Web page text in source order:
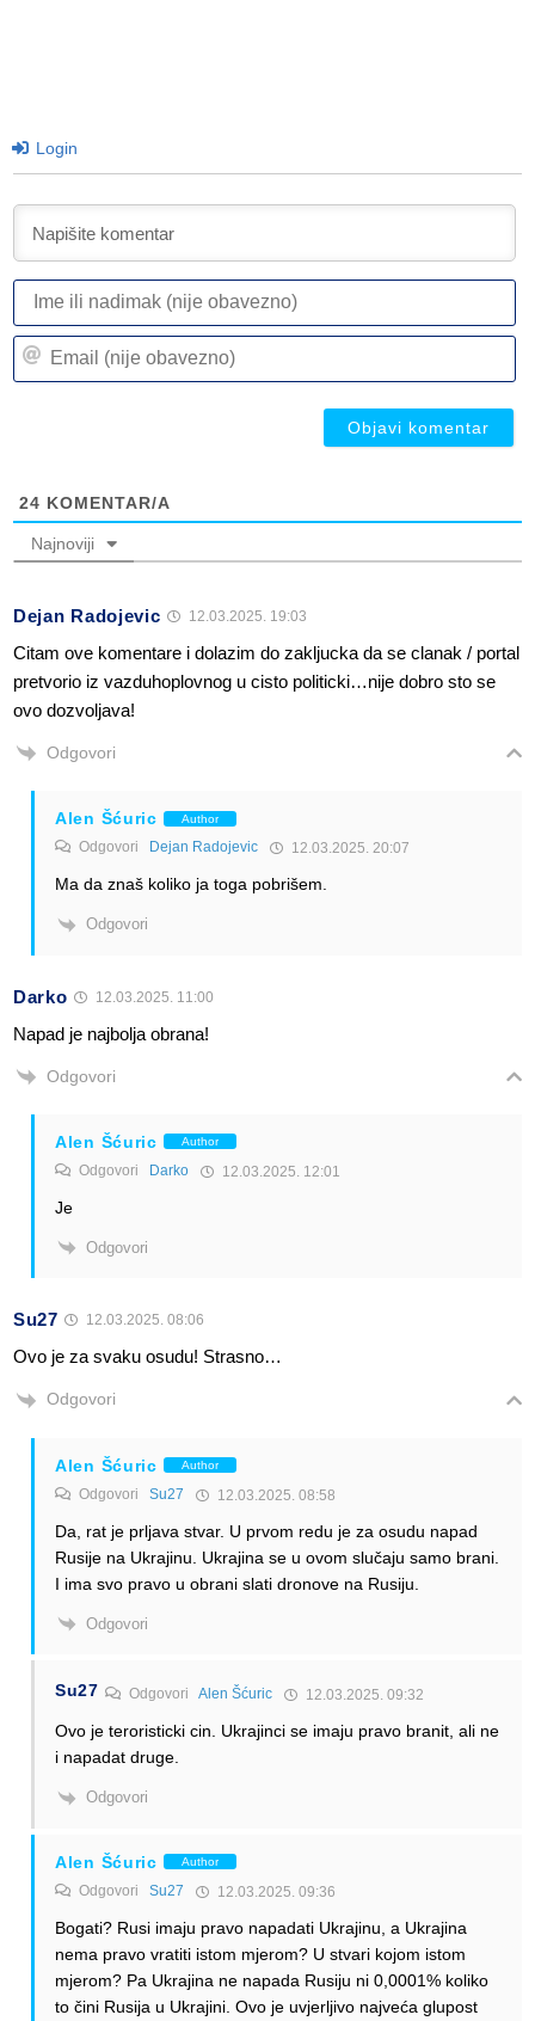
Login
24 KOMENTAR/A
Najnoviji
Dejan Radojevic 12.03.2025. 19:03
Citam ove komentare i dolazim do zakljucka da se clanak / portal
pretvorio iz vazduhoplovnog u cisto politicki…nije dobro sto se
ovo dozvoljava!
Odgovori
Alen Šćuric Author
Odgovori Dejan Radojevic 12.03.2025. 20:07
Ma da znaš koliko ja toga pobrišem.
Odgovori
Darko 12.03.2025. 11:00
Napad je najbolja obrana!
Odgovori
Alen Šćuric Author
Odgovori Darko 12.03.2025. 12:01
Je
Odgovori
Su27 12.03.2025. 08:06
Ovo je za svaku osudu! Strasno…
Odgovori
Alen Šćuric Author
Odgovori Su27 12.03.2025. 08:58
Da, rat je prljava stvar. U prvom redu je za osudu napad
Rusije na Ukrajinu. Ukrajina se u ovom slučaju samo brani.
I ima svo pravo u obrani slati dronove na Rusiju.
Odgovori
Su27 Odgovori Alen Šćuric 12.03.2025. 09:32
Ovo je teroristicki cin. Ukrajinci se imaju pravo branit, ali ne
i napadat druge.
Odgovori
Alen Šćuric Author
Odgovori Su27 12.03.2025. 09:36
Bogati? Rusi imaju pravo napadati Ukrajinu, a Ukrajina
nema pravo vratiti istom mjerom? U stvari kojom istom
mjerom? Pa Ukrajina ne napada Rusiju ni 0,0001% koliko
to čini Rusija u Ukrajini. Ovo je uvjerljivo najveća glupost